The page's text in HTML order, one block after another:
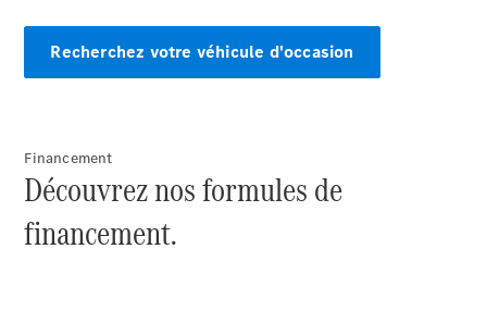
Recherchez votre véhicule d'occasion
Financement
Découvrez nos formules de
financement.